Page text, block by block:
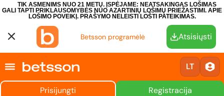
TIK ASMENIMS NUO 21 METŲ. ĮSPĖJAME: NEATSAKINGAS LOŠIMAS
GALI TAPTI PRIKLAUSOMYBĖS NUO AZARTINIŲ LOŠIMŲ PRIEŽASTIMI. APIE
LOŠIMO POVEIKĮ. PRAŠYMO NELEISTI LOŠTI PATEIKIMAS.
Betsson programėlė Atsisiųsti
LT
Prisijungti Registracija